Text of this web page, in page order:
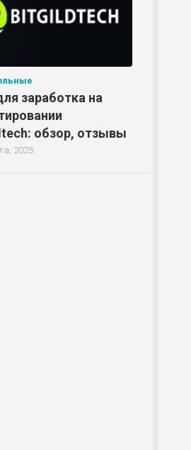
заработка на
обзор, отзывы
2025